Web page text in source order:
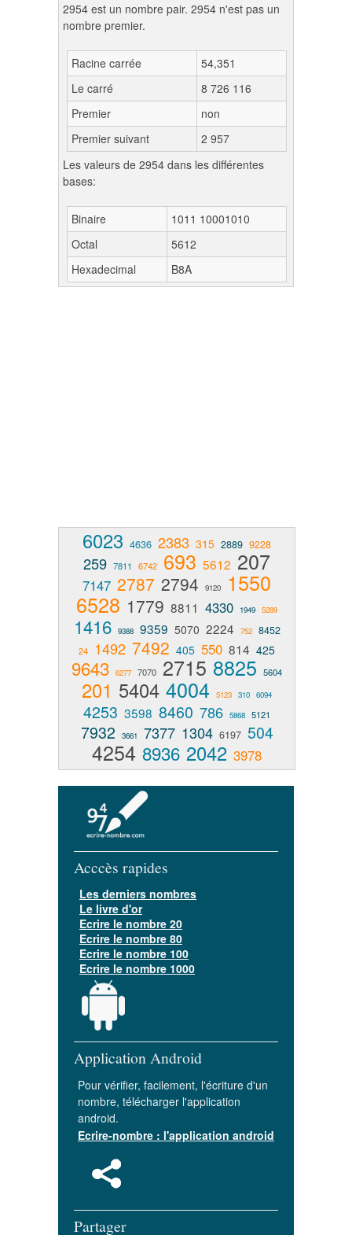
2954 est un nombre pair. 2954 n'est pas un
nombre premier.
Racine carrée
54,351
Le carré
8 726 116
Premier
non
Premier suivant
2 957
Les valeurs de 2954 dans les différentes
bases:
Binaire
1011 10001010
Octal
5612
Hexadecimal
B8A
6023 4636 2383 315 2889 9228
259 7811 6742 693 5612 207
7147 2787 2794 9120 1550
6528 1779 8811 4330 1949 5289
1416 9388 9359 5070 2224 752 8452
24 1492 7492 405 550 814 425
9643 6277 7070 2715 8825 5604
201 5404 4004 5123 310 6094
4253 3598 8460 786 5868 5121
7932 3661 7377 1304 6197 504
4254 8936 2042 3978
Acccès rapides
Les derniers nombres
Le livre d'or
Ecrire le nombre 20
Ecrire le nombre 80
Ecrire le nombre 100
Ecrire le nombre 1000
Application Android
Pour vérifier, facilement, l'écriture d'un
nombre, télécharger l'application
android.
Ecrire-nombre : l'application android
Partager